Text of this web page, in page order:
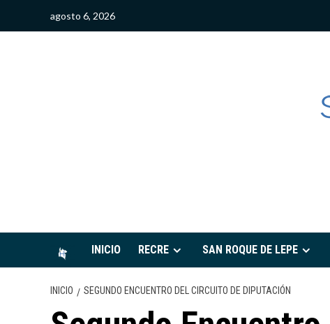
agosto 6, 2026
INICIO RECRE SAN ROQUE DE LEPE
INICIO SEGUNDO ENCUENTRO DEL CIRCUITO DE DIPUTACIÓN